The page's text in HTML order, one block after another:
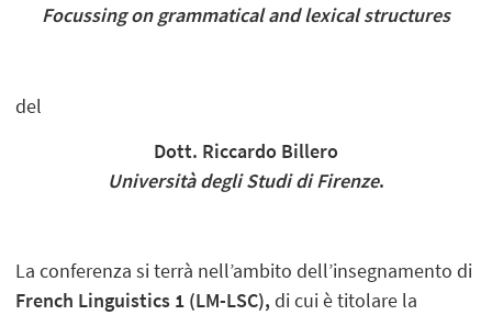
Focussing on grammatical and lexical structures
del
Dott. Riccardo Billero
Università degli Studi di Firenze.
La conferenza si terrà nell’ambito dell’insegnamento di
French Linguistics 1 (LM-LSC), di cui è titolare la